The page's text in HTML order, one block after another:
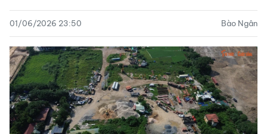
01/06/2026 23:50 Bào Ngân